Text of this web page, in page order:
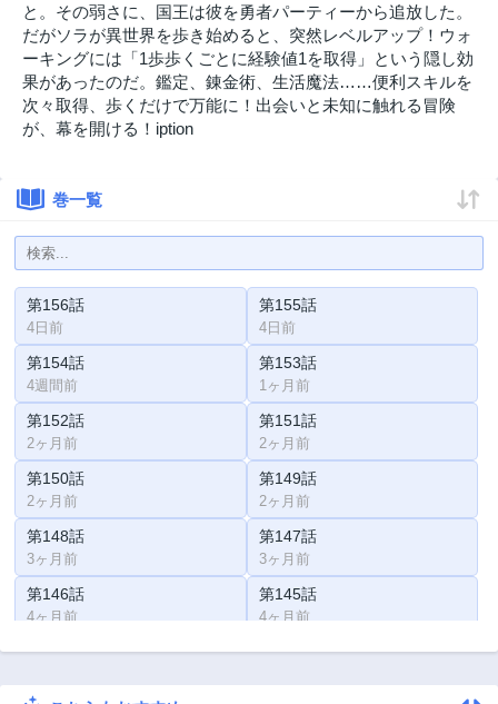
と。その弱さに、国王は彼を勇者パーティーから追放した。
だがソラが異世界を歩き始めると、突然レベルアップ！ウォ
ーキングには「1歩歩くごとに経験値1を取得」という隠し効
果があったのだ。鑑定、錬金術、生活魔法……便利スキルを
次々取得、歩くだけで万能に！出会いと未知に触れる冒険
が、幕を開ける！iption
巻一覧
第156話
4日前
第155話
4日前
第154話
4週間前
第153話
1ヶ月前
第152話
2ヶ月前
第151話
2ヶ月前
第150話
2ヶ月前
第149話
2ヶ月前
第148話
3ヶ月前
第147話
3ヶ月前
第146話
4ヶ月前
第145話
4ヶ月前
第144話 第143話